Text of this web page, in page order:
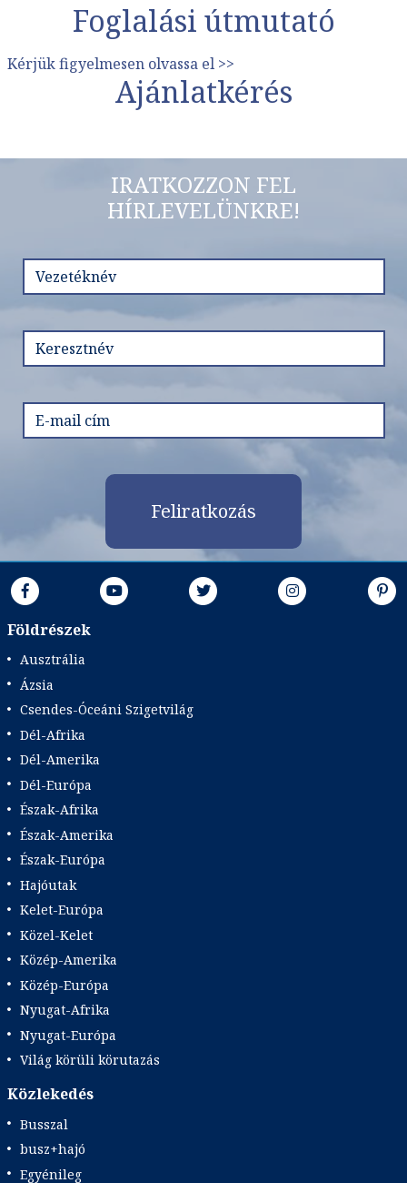
Foglalási útmutató
Kérjük figyelmesen olvassa el >>
Ajánlatkérés
IRATKOZZON FEL
HÍRLEVELÜNKRE!
Feliratkozás
Földrészek
Ausztrália
Ázsia
Csendes-Óceáni Szigetvilág
Dél-Afrika
Dél-Amerika
Dél-Európa
Észak-Afrika
Észak-Amerika
Észak-Európa
Hajóutak
Kelet-Európa
Közel-Kelet
Közép-Amerika
Közép-Európa
Nyugat-Afrika
Nyugat-Európa
Világ körüli körutazás
Közlekedés
Busszal
busz+hajó
Egyénileg